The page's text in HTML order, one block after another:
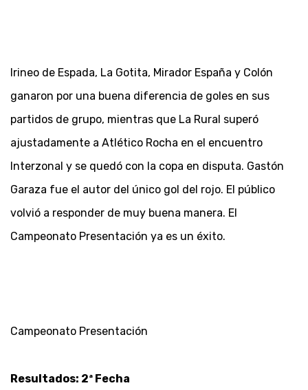
Irineo de Espada, La Gotita, Mirador España y Colón
ganaron por una buena diferencia de goles en sus
partidos de grupo, mientras que La Rural superó
ajustadamente a Atlético Rocha en el encuentro
Interzonal y se quedó con la copa en disputa. Gastón
Garaza fue el autor del único gol del rojo. El público
volvió a responder de muy buena manera. El
Campeonato Presentación ya es un éxito.
Campeonato Presentación
Resultados: 2ª Fecha